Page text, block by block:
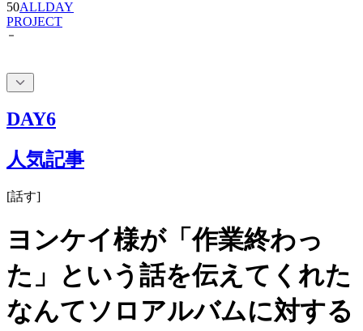
DAY6
人気記事
[話す]
ヨンケイ様が「作業終わっ
た」という話を伝えてくれた
なんてソロアルバムに対する